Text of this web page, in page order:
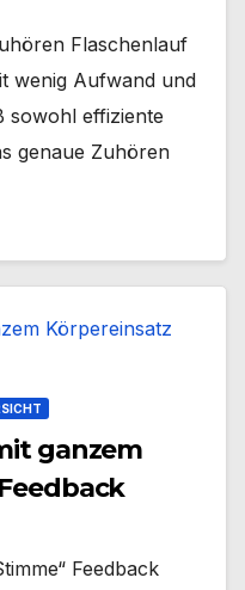
Flaschenlauf
wenig Aufwand und
sowohl effiziente
genaue Zuhören
ganzem
Feedback